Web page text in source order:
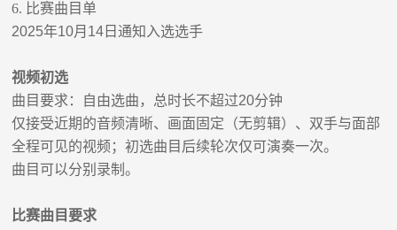
6. 比赛曲目单
2025年10月 14 日通知入选选手
视频初选
曲目要求：自由选曲，总时长不超过20分钟
仅接受近期的音频清晰、画面固定（无剪辑）、双手与面部
全程可见的视频；初选曲目后续轮次仅可演奏一次。
曲目可以分别录制。
比赛曲目要求